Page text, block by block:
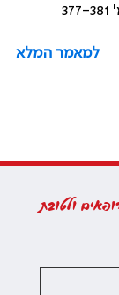
למאמר המלא
ולטובת